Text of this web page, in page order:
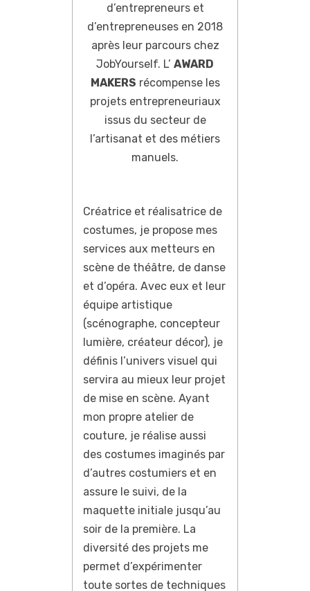
d’entrepreneurs et
d’entrepreneuses en 2018
après leur parcours chez
JobYourself. L’ AWARD
MAKERS récompense les
projets entrepreneuriaux
issus du secteur de
l’artisanat et des métiers
manuels.
Créatrice et réalisatrice de
costumes, je propose mes
services aux metteurs en
scène de théâtre, de danse
et d’opéra. Avec eux et leur
équipe artistique
(scénographe, concepteur
lumière, créateur décor), je
définis l’univers visuel qui
servira au mieux leur projet
de mise en scène. Ayant
mon propre atelier de
couture, je réalise aussi
des costumes imaginés par
d’autres costumiers et en
assure le suivi, de la
maquette initiale jusqu’au
soir de la première. La
diversité des projets me
permet d’expérimenter
toute sortes de techniques